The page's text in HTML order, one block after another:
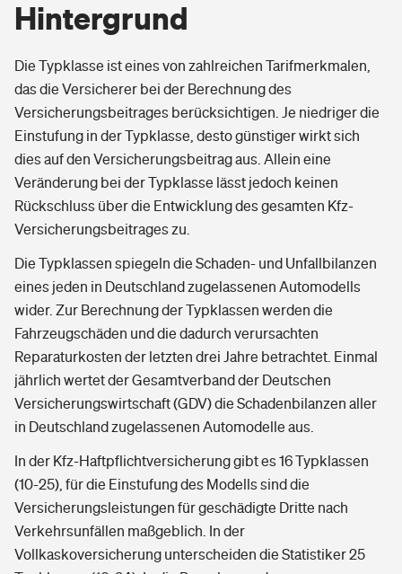
Hintergrund
Die Typklasse ist eines von zahlreichen Tarifmerkmalen,
das die Versicherer bei der Berechnung des
Versicherungsbeitrages berücksichtigen. Je niedriger die
Einstufung in der Typklasse, desto günstiger wirkt sich
dies auf den Versicherungsbeitrag aus. Allein eine
Veränderung bei der Typklasse lässt jedoch keinen
Rückschluss über die Entwicklung des gesamten Kfz-
Versicherungsbeitrages zu.
Die Typklassen spiegeln die Schaden- und Unfallbilanzen
eines jeden in Deutschland zugelassenen Automodells
wider. Zur Berechnung der Typklassen werden die
Fahrzeugschäden und die dadurch verursachten
Reparaturkosten der letzten drei Jahre betrachtet. Einmal
jährlich wertet der Gesamtverband der Deutschen
Versicherungswirtschaft (GDV) die Schadenbilanzen aller
in Deutschland zugelassenen Automodelle aus.
In der Kfz-Haftpflichtversicherung gibt es 16 Typklassen
(10-25), für die Einstufung des Modells sind die
Versicherungsleistungen für geschädigte Dritte nach
Verkehrsunfällen maßgeblich. In der
Vollkaskoversicherung unterscheiden die Statistiker 25